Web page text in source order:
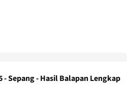
- Sepang - Hasil Balapan Lengkap